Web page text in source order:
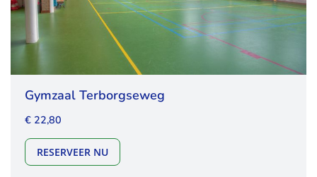
Gymzaal Terborgseweg
€ 22,80
RESERVEER NUGYMZAAL TERBORGSEWEG